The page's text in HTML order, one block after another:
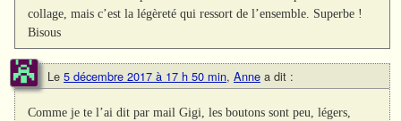
collage, mais c’est la légèreté qui ressort de l’ensemble. Superbe !
Bisous
Le 5 décembre 2017 à 17 h 50 min, Anne a dit :
Comme je te l’ai dit par mail Gigi, les boutons sont peu, légers,